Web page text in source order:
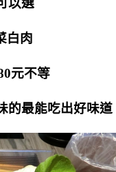
以選
白肉
元不等
的最能吃出好味道